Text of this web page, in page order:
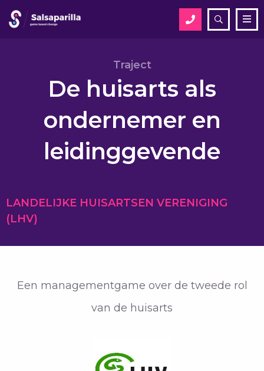
Open
zoekveld
Traject
De huisarts als
ondernemer en
leidinggevende
LANDELIJKE HUISARTSEN VERENIGING
(LHV)
Een managementgame over de tweede rol
van de huisarts